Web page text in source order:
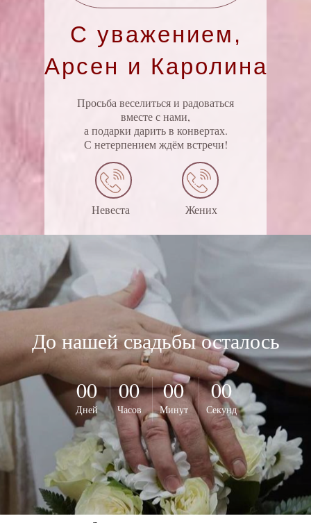
Просьба веселиться и радоваться
вместе с нами,
а подарки дарить в конвертах.
С нетерпением ждём встречи!
С уважением,
Арсен и Каролина
Невеста Жених
До нашей свадьбы осталось
00
Дней
00
Часов
00
Минут
00
Секунд